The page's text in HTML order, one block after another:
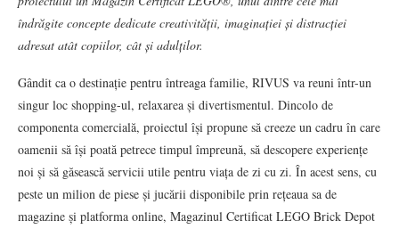
îndrăgite concepte dedicate creativității, imaginației și distracției
adresat atât copiilor, cât și adulților.
Gândit ca o destinație pentru întreaga familie, RIVUS va reuni într-un
singur loc shopping-ul, relaxarea și divertismentul. Dincolo de
componenta comercială, proiectul își propune să creeze un cadru în care
oamenii să își poată petrece timpul împreună, să descopere experiențe
noi și să găsească servicii utile pentru viața de zi cu zi. În acest sens, cu
peste un milion de piese și jucării disponibile prin rețeaua sa de
magazine și platforma online, Magazinul Certificat LEGO Brick Depot